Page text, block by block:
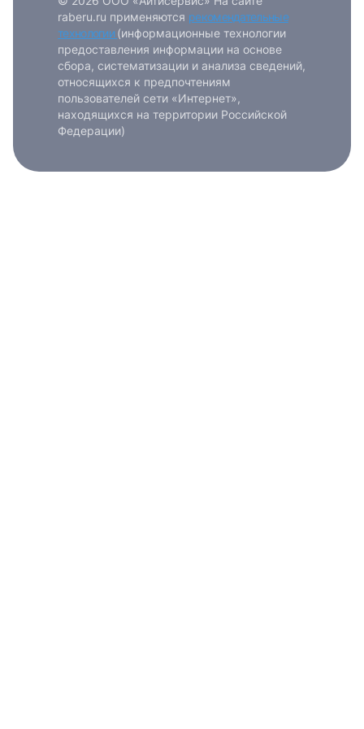
raberu.ru применяются рекомендательные
технологии (информационные технологии
предоставления информации на основе
сбора, систематизации и анализа сведений,
относящихся к предпочтениям
пользователей сети «Интернет»,
находящихся на территории Российской
Федерации)